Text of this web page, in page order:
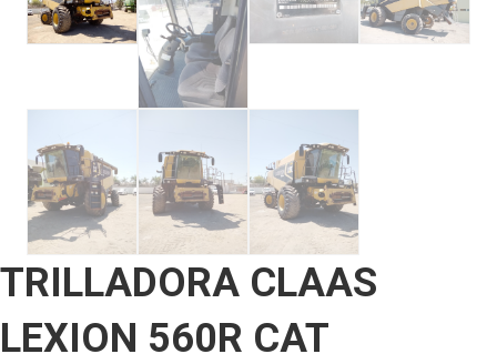
TRILLADORA CLAAS
LEXION 560R CAT